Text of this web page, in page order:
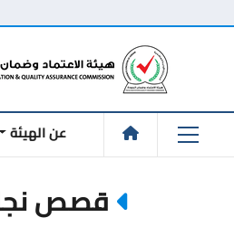
عن الهيئة
قصص